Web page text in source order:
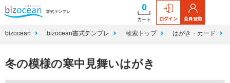
0
カート ログイン 会員登録
bizocean bizocean書式テンプレ 検索トップ はがき・カード
冬の模様の寒中見舞いはがき